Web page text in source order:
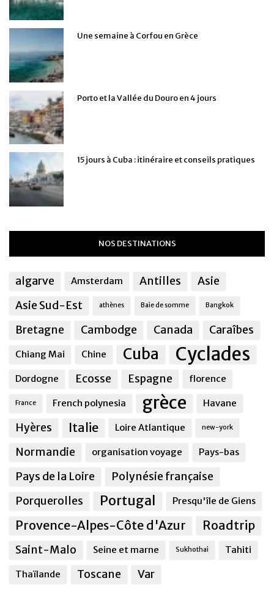
Une semaine à Corfou en Grèce
Porto et la Vallée du Douro en 4 jours
15 jours à Cuba : itinéraire et conseils pratiques
NOS DESTINATIONS
algarve Amsterdam Antilles
Asie
Asie Sud-Est
athènes Baie de somme Bangkok
Bretagne Cambodge Canada Caraîbes
Chiang Mai Chine Cuba Cyclades
Dordogne Ecosse Espagne florence
France French polynesia grèce Havane
Hyères Italie Loire Atlantique new-york
Normandie organisation voyage Pays-bas
Pays de la Loire
Polynésie française
Porquerolles
Portugal Presqu'île de Giens
Provence-Alpes-Côte d'Azur Roadtrip
Saint-Malo Seine et marne Sukhothai Tahiti
Thaïlande Toscane Var